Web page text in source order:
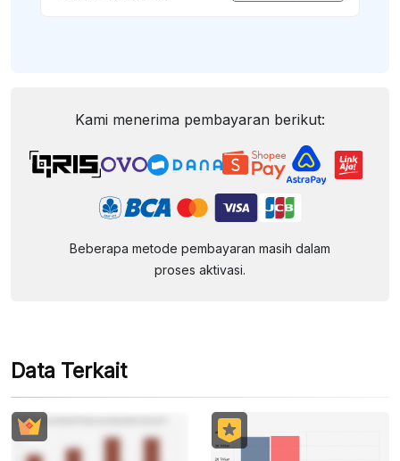
Kami menerima pembayaran berikut:
Beberapa metode pembayaran masih dalam
proses aktivasi.
Data Terkait